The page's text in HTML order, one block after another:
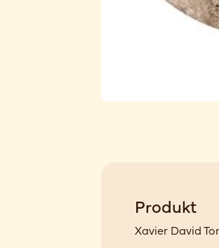
Produkt
Xavier David